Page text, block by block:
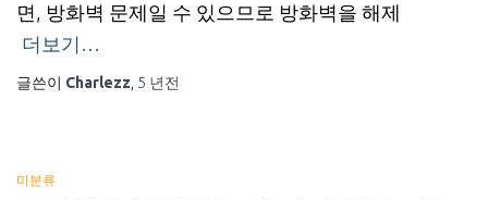
면, 방화벽 문제일 수 있으므로 방화벽을 해제
더보기…
글쓴이 Charlezz 5 년전
미분류